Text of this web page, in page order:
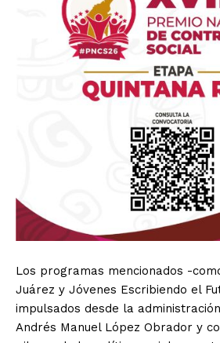
Los programas mencionados -
Juárez y Jóvenes Escribiendo el
impulsados desde la
Andrés Manuel López Obrador y